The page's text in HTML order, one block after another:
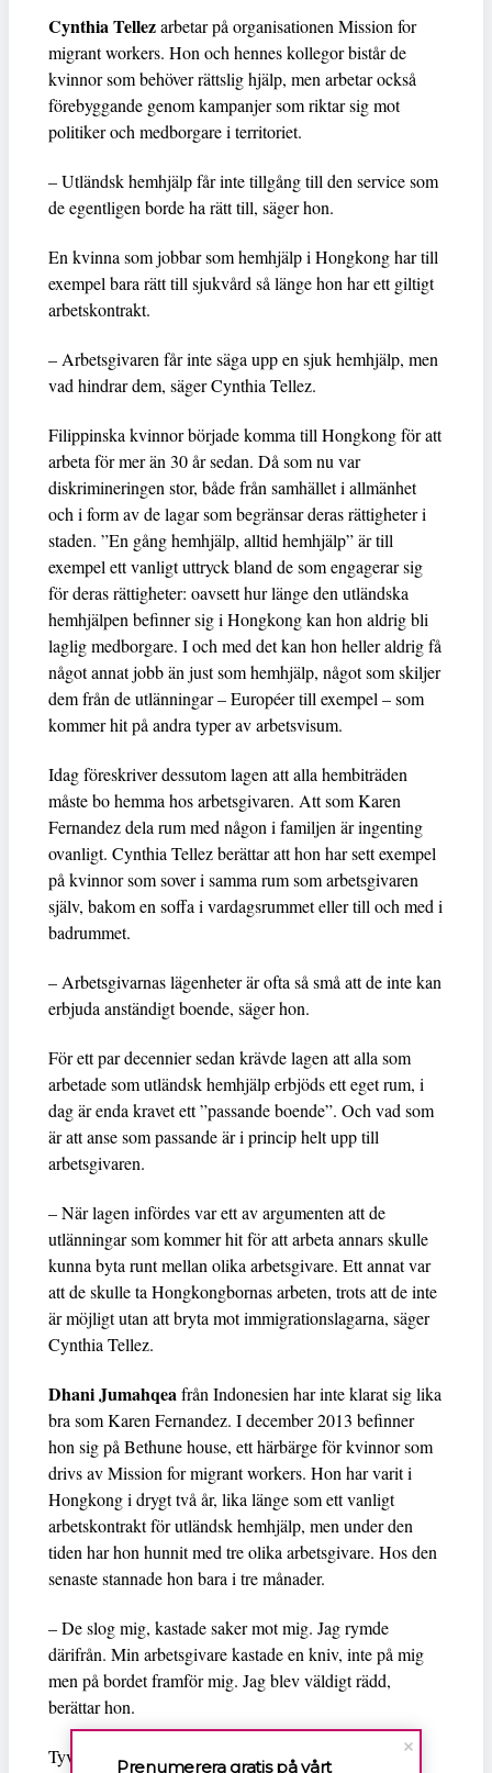
Cynthia Tellezarbetar på organisationen Mission for
migrant workers. Hon och hennes kollegor bistår de
kvinnor som behöver rättslig hjälp, men arbetar också
förebyggande genom kampanjer som riktar sig mot
politiker och medborgare i territoriet.
– Utländsk hemhjälp får inte tillgång till den service som
de egentligen borde ha rätt till, säger hon.
En kvinna som jobbar som hemhjälp i Hongkong har till
exempel bara rätt till sjukvård så länge hon har ett giltigt
arbetskontrakt.
– Arbetsgivaren får inte säga upp en sjuk hemhjälp, men
vad hindrar dem, säger Cynthia Tellez.
Filippinska kvinnor började komma till Hongkong för att
arbeta för mer än 30 år sedan. Då som nu var
diskrimineringen stor, både från samhället i allmänhet
och i form av de lagar som begränsar deras rättigheter i
staden. ”En gång hemhjälp, alltid hemhjälp” är till
exempel ett vanligt uttryck bland de som engagerar sig
för deras rättigheter: oavsett hur länge den utländska
hemhjälpen befinner sig i Hongkong kan hon aldrig bli
laglig medborgare. I och med det kan hon heller aldrig få
något annat jobb än just som hemhjälp, något som skiljer
dem från de utlänningar – Européer till exempel – som
kommer hit på andra typer av arbetsvisum.
Idag föreskriver dessutom lagen att alla hembiträden
måste bo hemma hos arbetsgivaren. Att som Karen
Fernandez dela rum med någon i familjen är ingenting
ovanligt. Cynthia Tellez berättar att hon har sett exempel
på kvinnor som sover i samma rum som arbetsgivaren
själv, bakom en soffa i vardagsrummet eller till och med i
badrummet.
– Arbetsgivarnas lägenheter är ofta så små att de inte kan
erbjuda anständigt boende, säger hon.
För ett par decennier sedan krävde lagen att alla som
arbetade som utländsk hemhjälp erbjöds ett eget rum, i
dag är enda kravet ett ”passande boende”. Och vad som
är att anse som passande är i princip helt upp till
arbetsgivaren.
– När lagen infördes var ett av argumenten att de
utlänningar som kommer hit för att arbeta annars skulle
kunna byta runt mellan olika arbetsgivare. Ett annat var
att de skulle ta Hongkongbornas arbeten, trots att de inte
är möjligt utan att bryta mot immigrationslagarna, säger
Cynthia Tellez.
Dhani Jumahqeafrån Indonesien har inte klarat sig lika
bra som Karen Fernandez. I december 2013 befinner
hon sig på Bethune house, ett härbärge för kvinnor som
drivs av Mission for migrant workers. Hon har varit i
Hongkong i drygt två år, lika länge som ett vanligt
arbetskontrakt för utländsk hemhjälp, men under den
tiden har hon hunnit med tre olika arbetsgivare. Hos den
senaste stannade hon bara i tre månader.
– De slog mig, kastade saker mot mig. Jag rymde
därifrån. Min arbetsgivare kastade en kniv, inte på mig
men på bordet framför mig. Jag blev väldigt rädd,
berättar hon.
Tyvärr är hennes historia inte helt ovanlig. De 14
Prenumerera gratis på vårt